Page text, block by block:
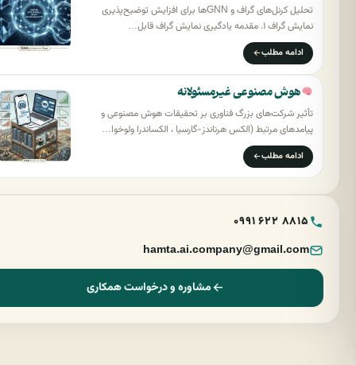
تحلیل کرنل‌های گراف و GNNها برای افزایش توضیح‌پذیری
نمایش گراف ۱. مقدمه یادگیری نمایش گراف قابل…
ادامه مطلب
هوش مصنوعی غیرمسئولانه
تأثیر شرکت‌های بزرگ فناوری بر تحقیقات هوش مصنوعی و
پیامدهای مرتبط (الکس هرناندز-گارسیا ، الکساندرا ولوخوا…
ادامه مطلب
0991 622 8815
hamta.ai.company@gmail.com
مشاوره و درخواست همکاری